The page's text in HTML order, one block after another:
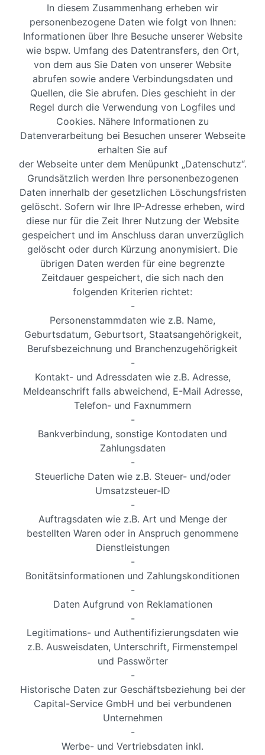
In diesem Zusammenhang erheben wir
personenbezogene Daten wie folgt von Ihnen:
Informationen über Ihre Besuche unserer Website
wie bspw. Umfang des Datentransfers, den Ort,
von dem aus Sie Daten von unserer Website
abrufen sowie andere Verbindungsdaten und
Quellen, die Sie abrufen. Dies geschieht in der
Regel durch die Verwendung von Logfiles und
Cookies. Nähere Informationen zu
Datenverarbeitung bei Besuchen unserer Webseite
erhalten Sie auf
der Webseite unter dem Menüpunkt „Datenschutz“.
Grundsätzlich werden Ihre personenbezogenen
Daten innerhalb der gesetzlichen Löschungsfristen
gelöscht. Sofern wir Ihre IP-Adresse erheben, wird
diese nur für die Zeit Ihrer Nutzung der Website
gespeichert und im Anschluss daran unverzüglich
gelöscht oder durch Kürzung anonymisiert. Die
übrigen Daten werden für eine begrenzte
Zeitdauer gespeichert, die sich nach den
folgenden Kriterien richtet:
-
Personenstammdaten wie z.B. Name,
Geburtsdatum, Geburtsort, Staatsangehörigkeit,
Berufsbezeichnung und Branchenzugehörigkeit
-
Kontakt- und Adressdaten wie z.B. Adresse,
Meldeanschrift falls abweichend, E-Mail Adresse,
Telefon- und Faxnummern
-
Bankverbindung, sonstige Kontodaten und
Zahlungsdaten
-
Steuerliche Daten wie z.B. Steuer- und/oder
Umsatzsteuer-ID
-
Auftragsdaten wie z.B. Art und Menge der
bestellten Waren oder in Anspruch genommene
Dienstleistungen
-
Bonitätsinformationen und Zahlungskonditionen
-
Daten Aufgrund von Reklamationen
-
Legitimations- und Authentifizierungsdaten wie
z.B. Ausweisdaten, Unterschrift, Firmenstempel
und Passwörter
-
Historische Daten zur Geschäftsbeziehung bei der
Capital-Service GmbH und bei verbundenen
Unternehmen
-
Werbe- und Vertriebsdaten inkl.